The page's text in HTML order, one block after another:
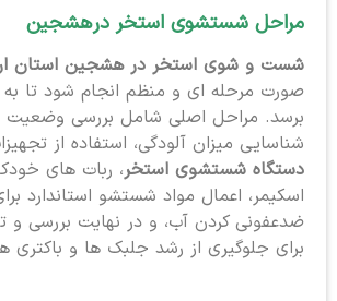
مراحل شستشوی استخر درهشجین
شست و شوی استخر در هشجین استان
صورت مرحله ای و منظم انجام شود تا به
برسد. مراحل اصلی شامل بررسی وضعیت
شناسایی میزان آلودگی، استفاده از
دستگاه شستشوی استخر، ربات های
اسکیمر، اعمال مواد شستشو استاندارد
برای جلوگیری از رشد جلبک ها و باکتری